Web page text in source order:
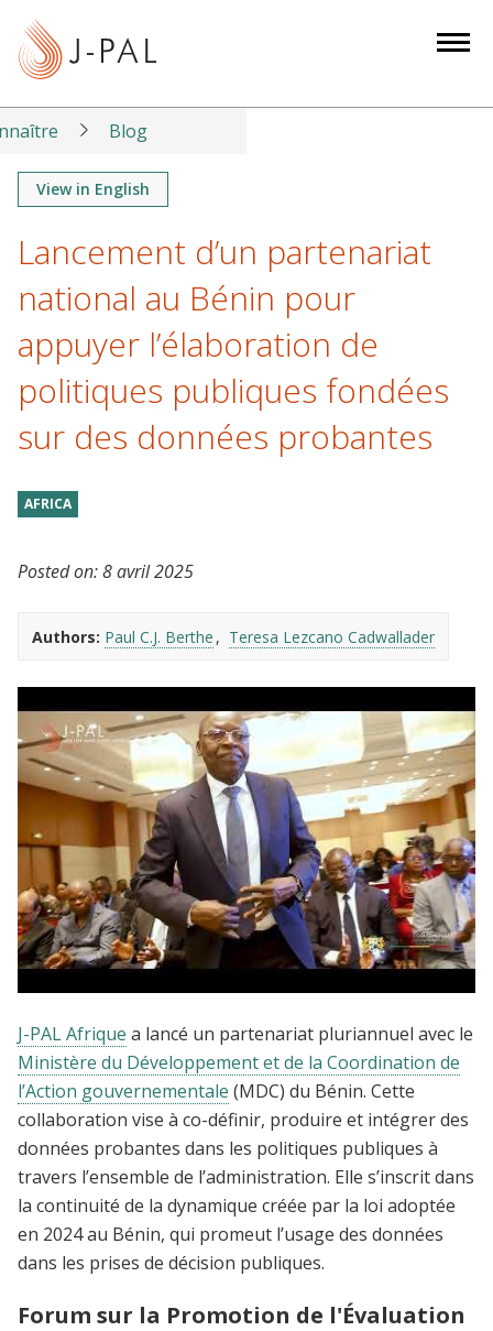
t
Blog
View in English
Lancement d’un partenariat
national au Bénin pour
appuyer l’élaboration de
politiques publiques fondées
sur des données probantes
AFRICA
Posted on:8 avril 2025
Authors: Paul C.J. Berthe Teresa Lezcano Cadwallader
d’Impact au Bénin – J-PAL Afrique (10–14
mars 2025)
J-PAL Afrique a lancé un partenariat pluriannuel avec le
Ministère du Développement et de la Coordination de
l’Action gouvernementale (MDC) du Bénin. Cette
collaboration vise à co-définir, produire et intégrer des
données probantes dans les politiques publiques à
travers l’ensemble de l’administration. Elle s’inscrit dans
la continuité de la dynamique créée par la loi adoptée
en 2024 au Bénin, qui promeut l’usage des données
dans les prises de décision publiques.
Forum sur la Promotion de l'Évaluation